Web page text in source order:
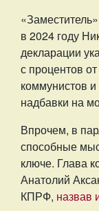
в 2024 году
декларации
с процентов
коммунистов и
надбавки на
Впрочем, в
способные
ключе. Глава
Анатолий
КПРФ, назвав